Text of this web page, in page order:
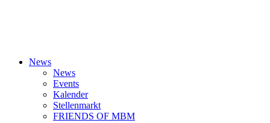
News
News
Events
Kalender
Stellenmarkt
FRIENDS OF MBM